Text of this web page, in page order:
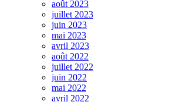
août 2023
juillet 2023
juin 2023
mai 2023
avril 2023
août 2022
juillet 2022
juin 2022
mai 2022
avril 2022